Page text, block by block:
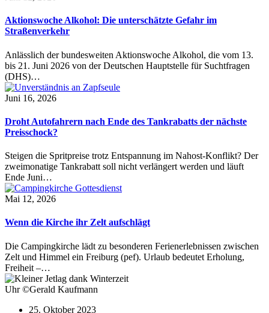
Aktionswoche Alkohol: Die unterschätzte Gefahr im
Straßenverkehr
Anlässlich der bundesweiten Aktionswoche Alkohol, die vom 13.
bis 21. Juni 2026 von der Deutschen Hauptstelle für Suchtfragen
(DHS)…
Juni 16, 2026
Droht Autofahrern nach Ende des Tankrabatts der nächste
Preisschock?
Steigen die Spritpreise trotz Entspannung im Nahost-Konflikt? Der
zweimonatige Tankrabatt soll nicht verlängert werden und läuft
Ende Juni…
Mai 12, 2026
Wenn die Kirche ihr Zelt aufschlägt
Die Campingkirche lädt zu besonderen Ferienerlebnissen zwischen
Zelt und Himmel ein Freiburg (pef). Urlaub bedeutet Erholung,
Freiheit –…
Uhr ©Gerald Kaufmann
25. Oktober 2023